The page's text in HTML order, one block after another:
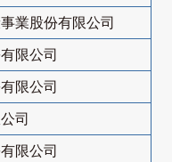
業股份有限公司
限公司
限公司
司
限公司